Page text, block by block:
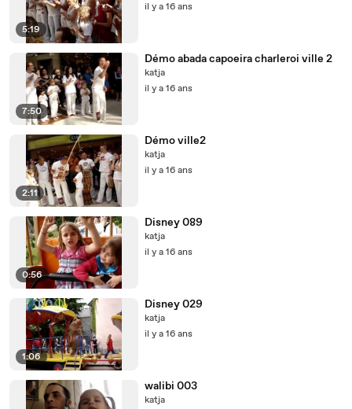
5:19
il y a 16 ans
7:50
Démo abada capoeira charleroi ville 2
katja
il y a 16 ans
2:11
Démo ville2
katja
il y a 16 ans
0:56
Disney 089
katja
il y a 16 ans
1:06
Disney 029
katja
il y a 16 ans
walibi 003
katja